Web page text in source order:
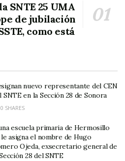
SNTE 25 UMA
de jubilación
como está
nuevo representante del CEN
SNTE en la Sección 28 de Sonora
0 SHARES
escuela primaria de Hermosillo
asigna el nombre de Hugo
Ojeda, exsecretario general de
28 del SNTE